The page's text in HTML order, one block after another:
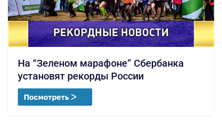
На “Зеленом марафоне” Сбербанка
установят рекорды России
Посмотреть ᐳ